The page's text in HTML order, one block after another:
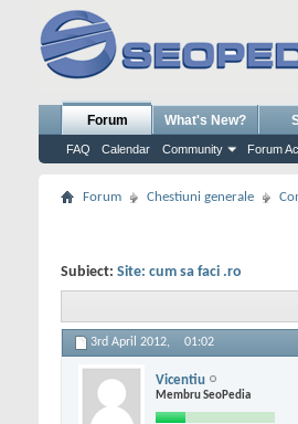
Forum
FAQ Calendar Community Forum
What's New?
Forum Chestiuni generale
Subiect: Site: cum sa faci .ro
3rd April 2012, 01:02
Vicentiu
Membru SeoPedia